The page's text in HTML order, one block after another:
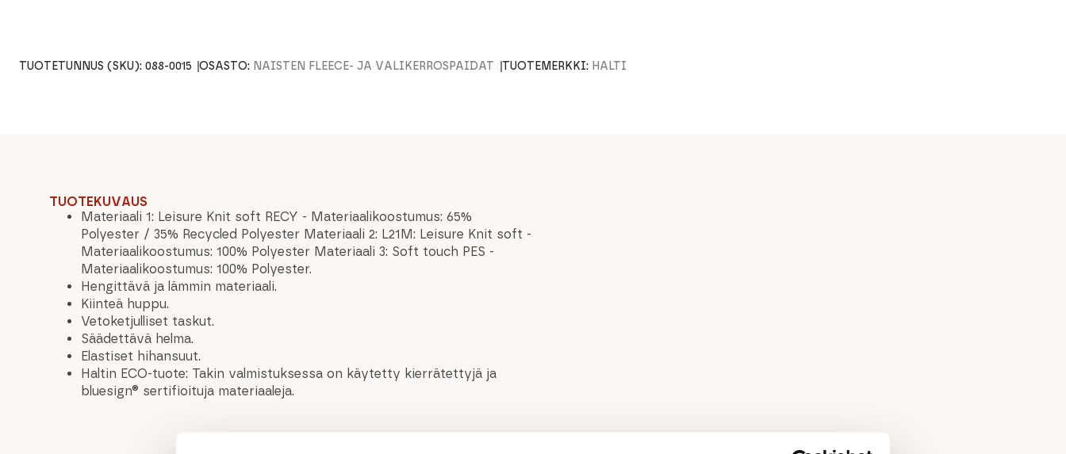
TUOTETUNNUS (SKU): 088-0015 OSASTO: NAISTEN FLEECE- JA VÄLIKERROSPAIDAT TUOTEMERKKI: HALTI
TUOTEKUVAUS
Materiaali 1: Leisure Knit soft RECY - Materiaalikoostumus: 65%
Polyester / 35% Recycled Polyester Materiaali 2: L21M: Leisure Knit soft -
Materiaalikoostumus: 100% Polyester Materiaali 3: Soft touch PES -
Materiaalikoostumus: 100% Polyester.
Hengittävä ja lämmin materiaali.
Kiinteä huppu.
Vetoketjulliset taskut.
Säädettävä helma.
Elastiset hihansuut.
Haltin ECO-tuote: Takin valmistuksessa on käytetty kierrätettyjä ja
bluesign® sertifioituja materiaaleja.